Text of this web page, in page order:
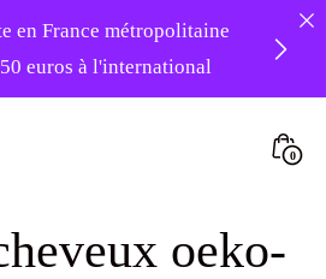
en France métropolitaine
euros à l'international
à partir du 31/08 ❤️
PATIENCE
0
oeko-